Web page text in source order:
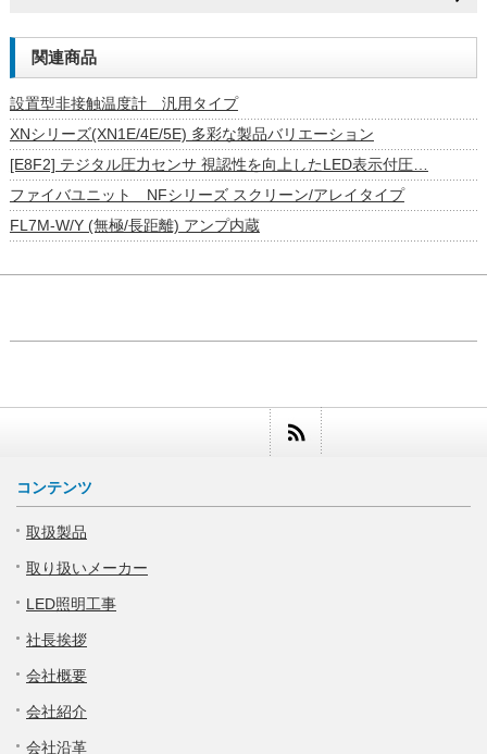
関連商品
設置型非接触温度計 汎用タイプ
XNシリーズ(XN1E/4E/5E) 多彩な製品バリエーション
[E8F2] テジタル圧力センサ 視認性を向上したLED表示付圧…
ファイバユニット NFシリーズ スクリーン/アレイタイプ
FL7M-W/Y (無極/長距離) アンプ内蔵
コンテンツ
取扱製品
取り扱いメーカー
LED照明工事
社長挨拶
会社概要
会社紹介
会社沿革